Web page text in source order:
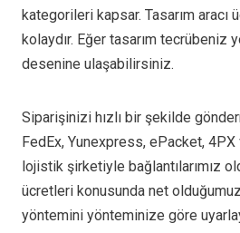
kategorileri kapsar. Tasarım aracı
kolaydır. Eğer tasarım tecrübeniz
desenine ulaşabilirsiniz.
Siparişinizi hızlı bir şekilde
FedEx, Yunexpress, ePacket,
lojistik şirketiyle bağlantılarımız
ücretleri konusunda net
yöntemini yönteminize göre